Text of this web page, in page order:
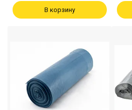
В корзину